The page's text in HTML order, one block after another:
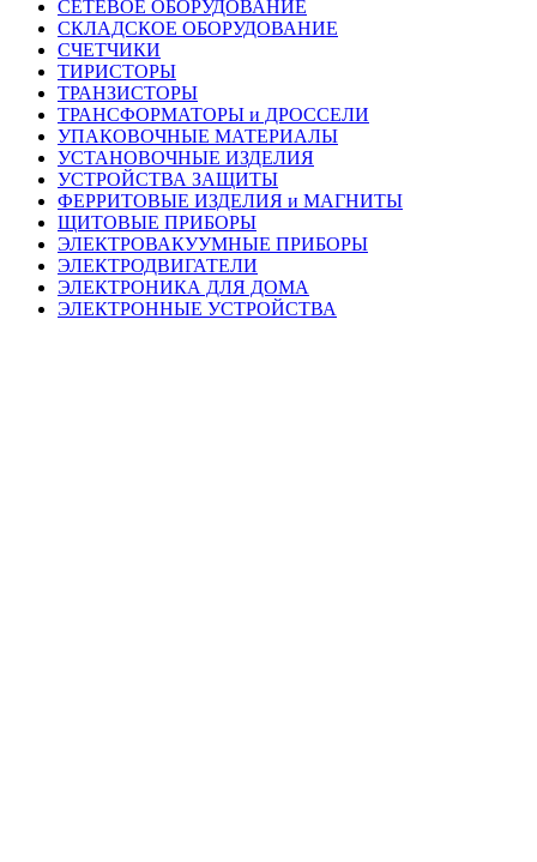
СЕТЕВОЕ ОБОРУДОВАНИЕ
СКЛАДСКОЕ ОБОРУДОВАНИЕ
СЧЕТЧИКИ
ТИРИСТОРЫ
ТРАНЗИСТОРЫ
ТРАНСФОРМАТОРЫ и ДРОССЕЛИ
УПАКОВОЧНЫЕ МАТЕРИАЛЫ
УСТАНОВОЧНЫЕ ИЗДЕЛИЯ
УСТРОЙСТВА ЗАЩИТЫ
ФЕРРИТОВЫЕ ИЗДЕЛИЯ и МАГНИТЫ
ЩИТОВЫЕ ПРИБОРЫ
ЭЛЕКТРОВАКУУМНЫЕ ПРИБОРЫ
ЭЛЕКТРОДВИГАТЕЛИ
ЭЛЕКТРОНИКА ДЛЯ ДОМА
ЭЛЕКТРОННЫЕ УСТРОЙСТВА